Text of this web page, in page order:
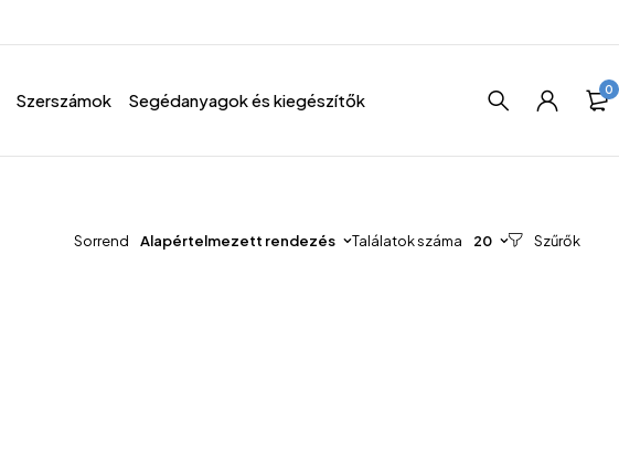
Szerszámok Segédanyagok és kiegészítők 0
Sorrend Alapértelmezett rendezés Találatok száma 20